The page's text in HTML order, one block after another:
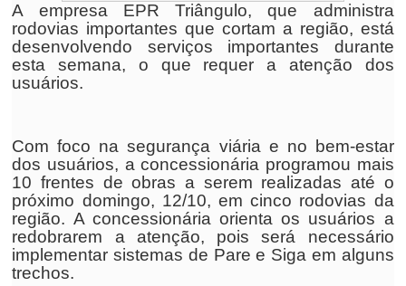
A empresa EPR Triângulo, que administra
rodovias importantes que cortam a região, está
desenvolvendo serviços importantes durante
esta semana, o que requer a atenção dos
usuários.
Com foco na segurança viária e no bem-estar
dos usuários, a concessionária programou mais
10 frentes de obras a serem realizadas até o
próximo domingo, 12/10, em cinco rodovias da
região. A concessionária orienta os usuários a
redobrarem a atenção, pois será necessário
implementar sistemas de Pare e Siga em alguns
trechos.